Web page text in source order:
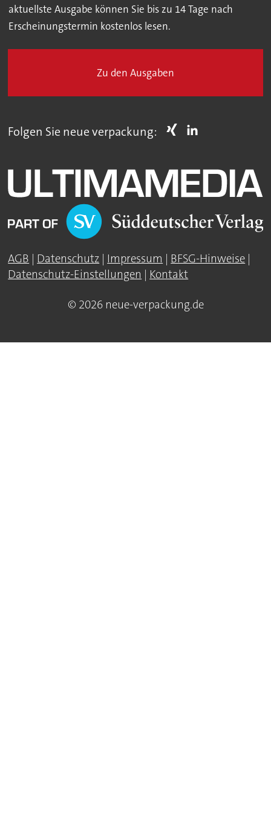
aktuellste Ausgabe können Sie bis zu 14 Tage nach
Erscheinungstermin kostenlos lesen.
Zu den Ausgaben
Folgen Sie neue verpackung:
AGB | Datenschutz | Impressum | BFSG-Hinweise |
Datenschutz-Einstellungen | Kontakt
© 2026 neue-verpackung.de